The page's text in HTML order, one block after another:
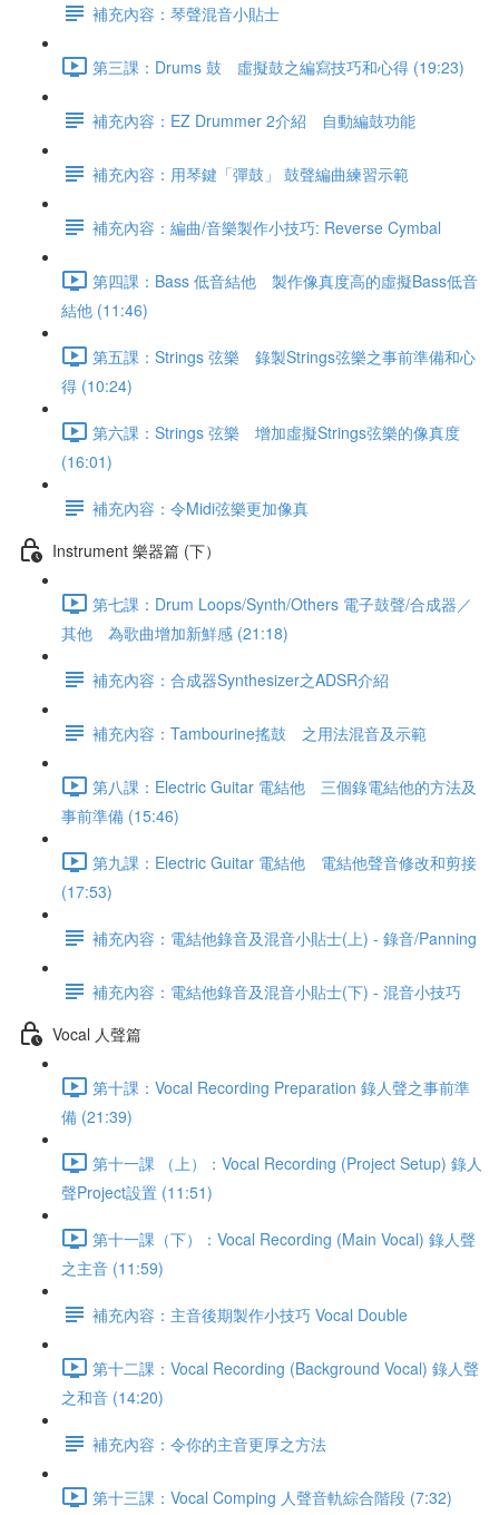
補充內容：琴聲混音小貼士
第三課：Drums 鼓 虛擬鼓之編寫技巧和心得 (19:23)
補充內容：EZ Drummer 2介紹 自動編鼓功能
補充內容：用琴鍵「彈鼓」 鼓聲編曲練習示範
補充內容：編曲/音樂製作小技巧: Reverse Cymbal
第四課：Bass 低音結他 製作像真度高的虛擬Bass低音
結他 (11:46)
第五課：Strings 弦樂 錄製Strings弦樂之事前準備和心
得 (10:24)
第六課：Strings 弦樂 增加虛擬Strings弦樂的像真度
(16:01)
補充內容：令Midi弦樂更加像真
Instrument 樂器篇 (下）
第七課：Drum Loops/Synth/Others 電子鼓聲/合成器／
其他 為歌曲增加新鮮感 (21:18)
補充內容：合成器Synthesizer之ADSR介紹
補充內容：Tambourine搖鼓 之用法混音及示範
第八課：Electric Guitar 電結他 三個錄電結他的方法及
事前準備 (15:46)
第九課：Electric Guitar 電結他 電結他聲音修改和剪接
(17:53)
補充內容：電結他錄音及混音小貼士(上) - 錄音/Panning
補充內容：電結他錄音及混音小貼士(下) - 混音小技巧
Vocal 人聲篇
第十課：Vocal Recording Preparation 錄人聲之事前準
備 (21:39)
第十一課 （上）：Vocal Recording (Project Setup) 錄人
聲Project設置 (11:51)
第十一課（下）：Vocal Recording (Main Vocal) 錄人聲
之主音 (11:59)
補充內容：主音後期製作小技巧 Vocal Double
第十二課：Vocal Recording (Background Vocal) 錄人聲
之和音 (14:20)
補充內容：令你的主音更厚之方法
第十三課：Vocal Comping 人聲音軌綜合階段 (7:32)